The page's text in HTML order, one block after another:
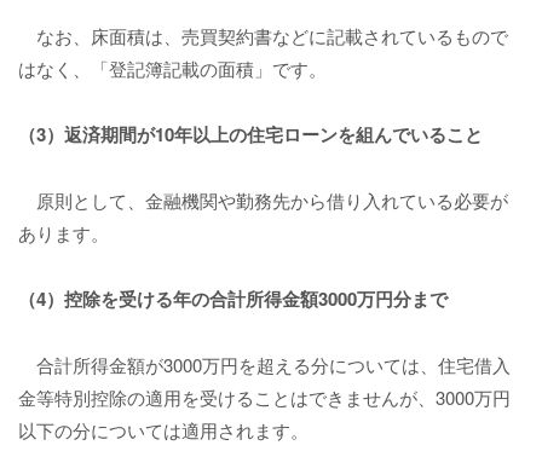
なお、床面積は、売買契約書などに記載されているもので
はなく、「登記簿記載の面積」です。
（3）返済期間が10年以上の住宅ローンを組んでいること
原則として、金融機関や勤務先から借り入れている必要が
あります。
（4）控除を受ける年の合計所得金額3000万円分まで
合計所得金額が3000万円を超える分については、住宅借入
金等特別控除の適用を受けることはできませんが、3000万円
以下の分については適用されます。